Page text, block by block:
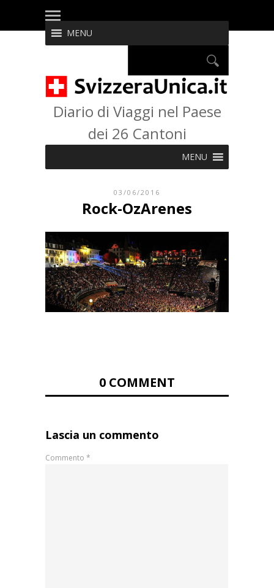
MENU
Diario di Viaggi nel Paese
dei 26 Cantoni
MENU
03/06/2016
Rock-OzArenes
0 COMMENT
Lascia un commento
Commento *